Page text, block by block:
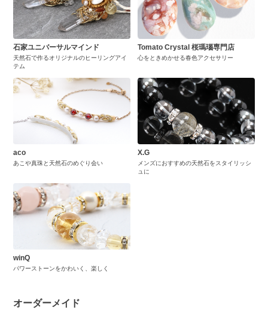
石家ユニバーサルマインド
天然石で作るオリジナルのヒーリングアイ
テム
Tomato Crystal 桜瑪瑙専門店
心をときめかせる春色アクセサリー
aco
あこや真珠と天然石のめぐり会い
X.G
メンズにおすすめの天然石をスタイリッシ
ュに
winQ
パワーストーンをかわいく、楽しく
オーダーメイド